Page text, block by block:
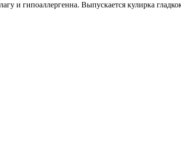
и гипоаллергенна. Выпускается кулирка